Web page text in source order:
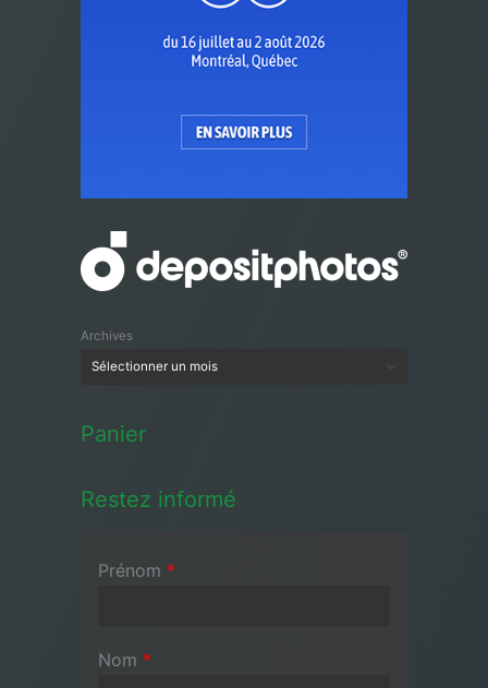
Archives
Panier
Restez informé
Prénom *
Nom *